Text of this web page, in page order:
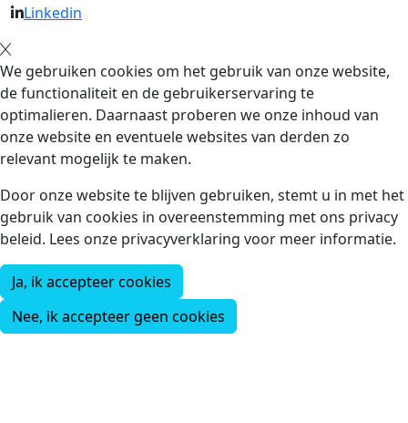
Linkedin
We gebruiken cookies om het gebruik van onze website,
de functionaliteit en de gebruikerservaring te
optimalieren. Daarnaast proberen we onze inhoud van
onze website en eventuele websites van derden zo
relevant mogelijk te maken.
Door onze website te blijven gebruiken, stemt u in met het
gebruik van cookies in overeenstemming met ons privacy
beleid. Lees onze privacyverklaring voor meer informatie.
Ja, ik accepteer cookies
Nee, ik accepteer geen cookies